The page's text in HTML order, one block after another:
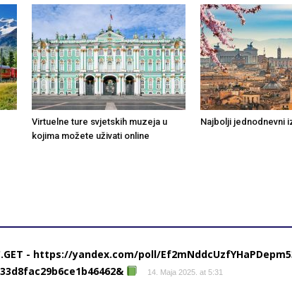
Virtuelne ture svjetskih muzeja u
kojima možete uživati online
Najbolji jednodnevni
- https://yandex.com/poll/
14. Maja 2025. at 5:31